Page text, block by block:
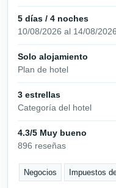
5 días / 4 noches
10/08/2026 al 14/08/
Solo alojamiento
Plan de hotel
3 estrellas
Categoría del hotel
4.3/5 Muy bueno
896 reseñas
Negocios Impuestos